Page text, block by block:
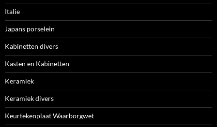
Italie
Japans porselein
Kabinetten divers
Kasten en Kabinetten
Keramiek
Keramiek divers
Keurtekenplaat Waarborgwet